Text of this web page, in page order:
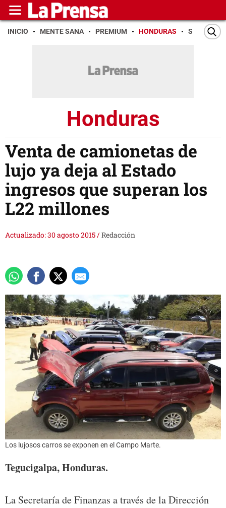
INICIO MENTE SANA PREMIUM HONDURAS SAN PEDRO
Honduras
Venta de camionetas de
lujo ya deja al Estado
ingresos que superan los
L22 millones
Actualizado: 30 agosto 2015/Redacción
Los lujosos carros se exponen en el Campo Marte.
Tegucigalpa, Honduras.
La Secretaría de Finanzas a través de la Dirección